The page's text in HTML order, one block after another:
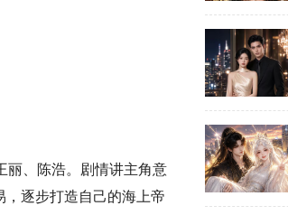
丽、陈浩。剧情讲主角意
逐步打造自己的海上帝